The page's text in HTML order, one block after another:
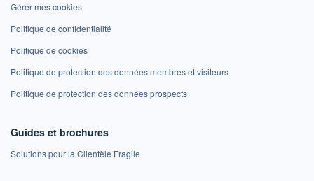
Gérer mes cookies
Politique de confidentialité
Politique de cookies
Politique de protection des données membres et visiteurs
Politique de protection des données prospects
Guides et brochures
Solutions pour la Clientèle Fragile